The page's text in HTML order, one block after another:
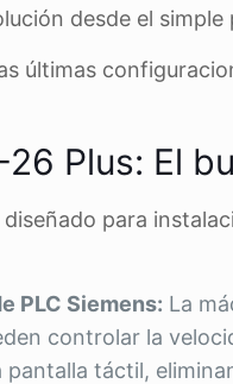
desde el
últimas
26 Plus: El
diseñado para
PLC Siemens: La
controlar la
pantalla táctil,